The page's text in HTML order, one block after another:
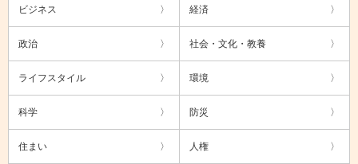
ビジネス 経済
政治 社会・文化・教養
ライフスタイル 環境
科学 防災
住まい 人権